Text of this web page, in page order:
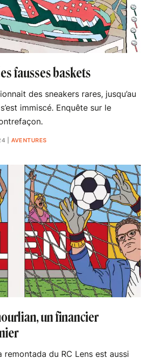
fausses baskets
des sneakers rares, jusqu’au
immiscé. Enquête sur le
AVENTURES
un financier
remontada du RC Lens est aussi